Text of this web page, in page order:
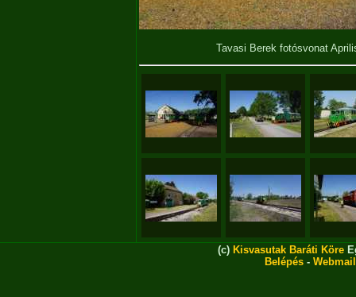
Tavasi Berek fotósvonat
(c) Kisvasutak Baráti Köre
Belépés - Webmail